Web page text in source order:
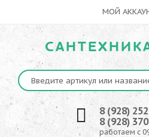
МОЙ
8 (928)
8 (928)
работаем с